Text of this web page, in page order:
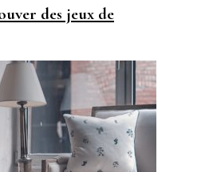
des jeux de